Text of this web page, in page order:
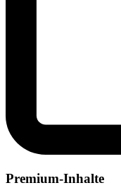
Premium-Inhalte